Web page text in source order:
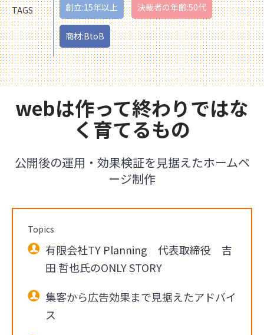
TAGS 創立:15年以上 決裁者の年齢:50代
商材:BtoB
webは作って終わりではな
く育てるもの
公開後の運用・効果検証を見据えたホームペ
ージ制作
Topics
有限会社TY Planning 代表取締役 吉
田 哲也氏のONLY STORY
集客から広告効果まで見据えたアドバイ
ス